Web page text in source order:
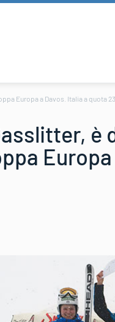
Europa a Davos. Italia a quota
è